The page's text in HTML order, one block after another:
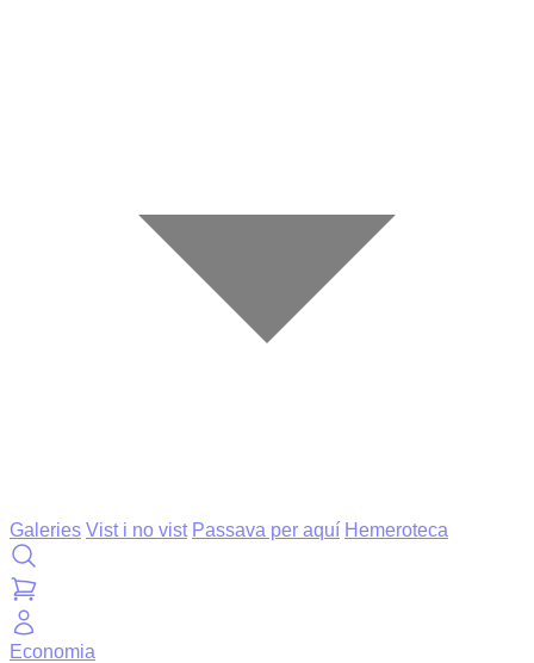
Galeries Vist i no vist Passava per aquí Hemeroteca
Economia